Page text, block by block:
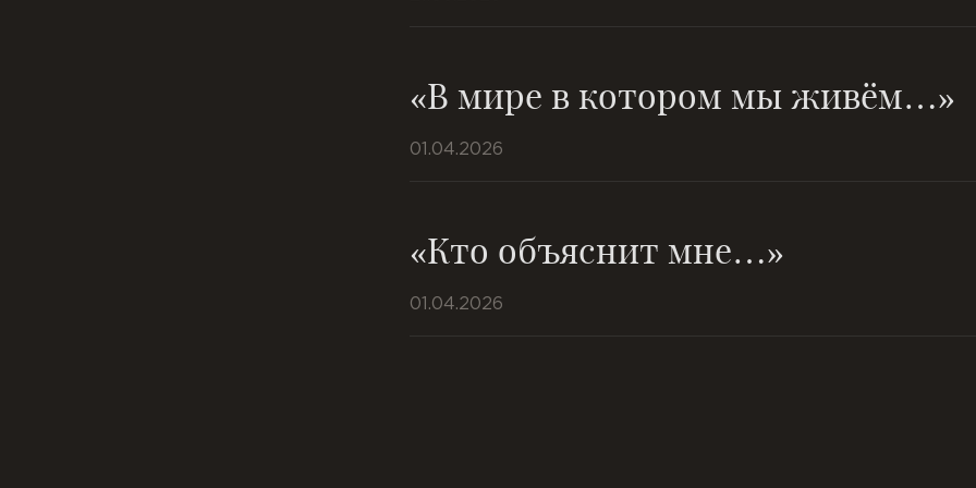
«В мире в котором мы живём…»
01.04.2026
«Кто объяснит мне…»
01.04.2026